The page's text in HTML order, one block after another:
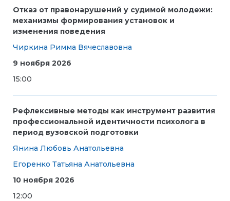
Отказ от правонарушений у судимой молодежи:
механизмы формирования установок и
изменения поведения
Чиркина Римма Вячеславовна
9 ноября 2026
15:00
Рефлексивные методы как инструмент развития
профессиональной идентичности психолога в
период вузовской подготовки
Янина Любовь Анатольевна
Егоренко Татьяна Анатольевна
10 ноября 2026
12:00